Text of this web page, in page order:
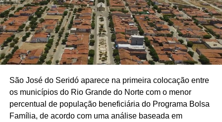
São José do Seridó aparece na primeira colocação entre
os municípios do Rio Grande do Norte com o menor
percentual de população beneficiária do Programa Bolsa
Família, de acordo com uma análise baseada em